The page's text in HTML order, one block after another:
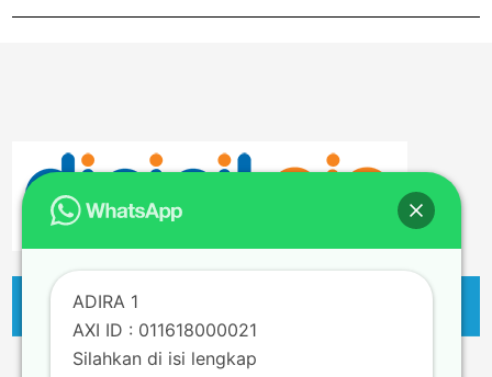
ADIRA 1
AXI ID : 011618000021
Silahkan di isi lengkap